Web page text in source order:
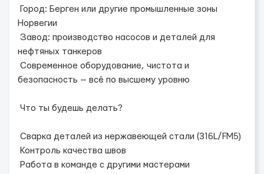
Город: Берген или другие промышленные зоны
Норвегии
Завод: производство насосов и деталей для
нефтяных танкеров
Современное оборудование, чистота и
безопасность — всё по высшему уровню
Что ты будешь делать?
Сварка деталей из нержавеющей стали (316L/FM5)
Контроль качества швов
Работа в команде с другими мастерами